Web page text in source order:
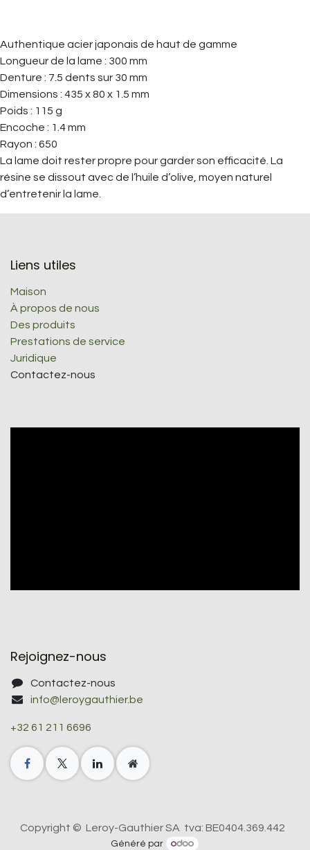
Authentique acier japonais de haut de gamme
Longueur de la lame : 300 mm
Denture : 7.5 dents sur 30 mm
Dimensions : 435 x 80 x 1.5 mm
Poids : 115 g
Encoche : 1.4 mm
Rayon : 650
La lame doit rester propre pour garder son efficacité. La
résine se dissout avec de l’huile d’olive, moyen naturel
d’entretenir la lame.
Liens utiles
Maison
À propos de nous
Des produits
Prestations de service
Juridique
Contactez-nous
Rejoignez-nous
Contactez-nous
info@leroygauthier.be
+32 61 211 6696
Copyright © Leroy-Gauthier SA tva: BE0404.369.442
Généré par